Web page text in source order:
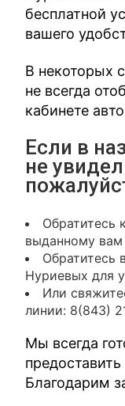
бесплатной
вашего
В некоторых
не всегда
кабинете
Если в
не
Обратитесь
выданному
Обратитесь
Нуриевых для
Или
линии: 8(843)
Мы всегда
Благодарим